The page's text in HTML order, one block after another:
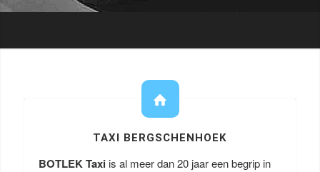
TAXI BERGSCHENHOEK
BOTLEK Taxi is al meer dan 20 jaar een begrip in